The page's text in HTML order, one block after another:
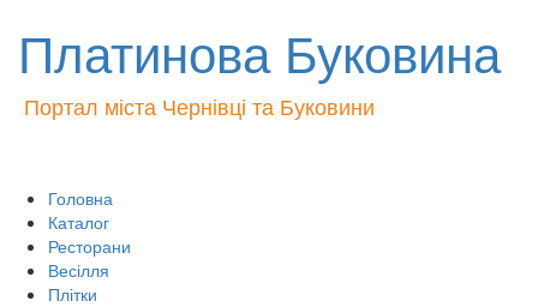
Платинова Буковина
Портал міста Чернівці та Буковини
Головна
Каталог
Ресторани
Весілля
Плітки